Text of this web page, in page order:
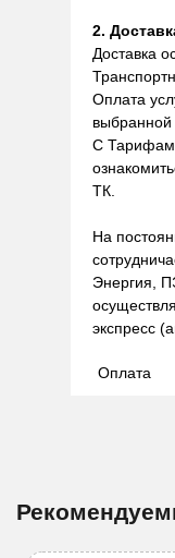
2.
Доставка
Оплата
выбранной
С
ТК.
На
Энергия,
экспресс
Оплата